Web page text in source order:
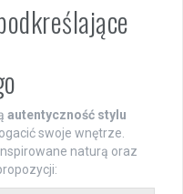
autentyczność stylu
swoje wnętrze.
naturą oraz